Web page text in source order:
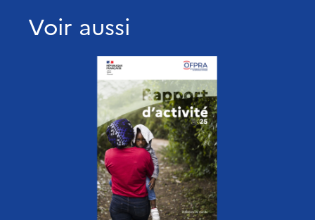
Voir aussi